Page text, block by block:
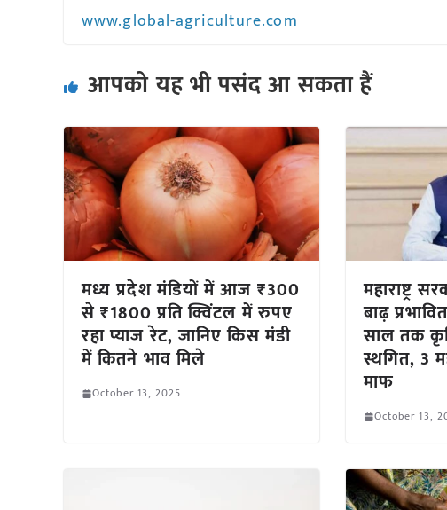
www.global-agriculture.com
आपको यह भी पसंद आ सकता हैं
मध्य प्रदेश मंडियों में आज ₹300
से ₹1800 प्रति क्विंटल में रुपए
रहा प्याज रेट, जानिए किस मंडी
में कितने भाव मिले
October 13, 2025
महाराष्ट्र
बाढ़
साल तक
स्थगित, 3
माफ
October 13,